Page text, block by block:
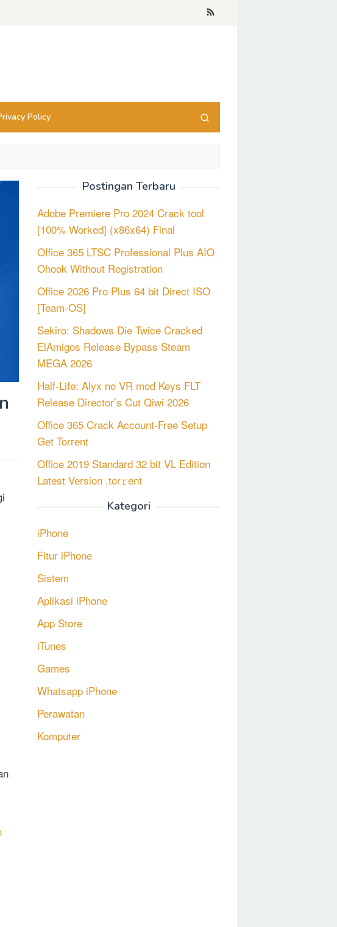
Policy
Postingan Terbaru
Adobe Premiere Pro 2024 Crack tool
[100% Worked] (x86x64) Final
Office 365 LTSC Professional Plus AIO
Ohook Without Registration
Office 2026 Pro Plus 64 bit Direct ISO
[Team-OS]
Sekiro: Shadows Die Twice Cracked
ElAmigos Release Bypass Steam
MEGA 2026
Half-Life: Alyx no VR mod Keys FLT
Release Director’s Cut Qiwi 2026
Office 365 Crack Account-Free Setup
Gеt Torгеnt
Office 2019 Standard 32 bit VL Edition
Latest Version .tor𝚛ent
Kategori
iPhone
Fitur iPhone
Sistem
Aplikasi iPhone
App Store
iTunes
Games
Whatsapp iPhone
Perawatan
Komputer